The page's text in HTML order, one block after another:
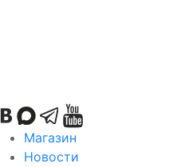
Магазин
Новости